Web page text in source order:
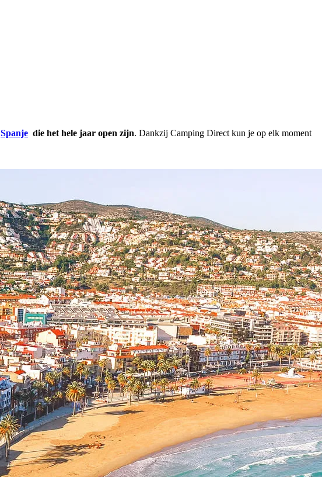
Spanje die het hele jaar open zijn. Dankzij Camping Direct kun je op elk moment